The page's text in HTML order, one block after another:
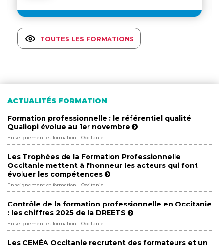
TOUTES LES FORMATIONS
ACTUALITÉS FORMATION
Formation professionnelle : le référentiel qualité
Qualiopi évolue au 1er novembre
Enseignement et formation - Occitanie
Les Trophées de la Formation Professionnelle
Occitanie mettent à l'honneur les acteurs qui font
évoluer les compétences
Enseignement et formation - Occitanie
Contrôle de la formation professionnelle en Occitanie
: les chiffres 2025 de la DREETS
Enseignement et formation - Occitanie
Les CEMÉA Occitanie recrutent des formateurs et un